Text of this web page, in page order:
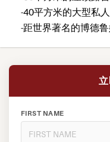
-40平方米的大型私
-距世界著名的博德
FIRST NAME